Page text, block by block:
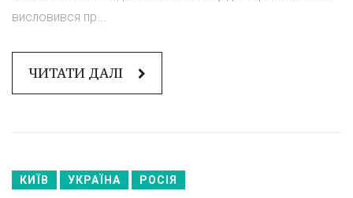
висловився пр...
ЧИТАТИ ДАЛІ
КИЇВ УКРАЇНА РОСІЯ